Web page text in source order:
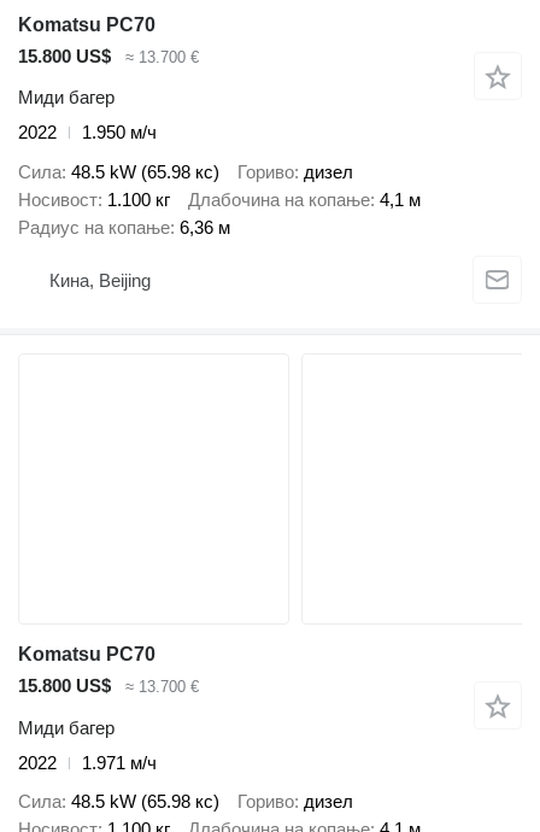
Komatsu PC70
15.800 US$
≈ 13.700 €
Миди багер
2022
1.950 м/ч
Сила 48.5 kW (65.98 кс) Гориво дизел
Носивост 1.100 кг Длабочина на копање 4,1 м
Радиус на копање 6,36 м
Кина, Beijing
Komatsu PC70
15.800 US$
≈ 13.700 €
Миди багер
2022
1.971 м/ч
Сила 48.5 kW (65.98 кс) Гориво дизел